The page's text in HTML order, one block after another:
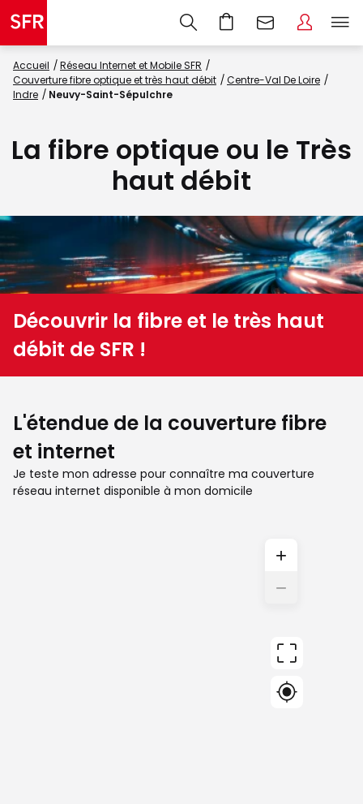
Accueil
Réseau Internet et Mobile SFR
Couverture fibre optique et très haut débit
Centre-Val De Loire
Indre
Neuvy-Saint-Sépulchre
La fibre optique ou le Très
haut débit
Découvrir la fibre et le très haut
débit de SFR !
L'étendue de la couverture fibre
et internet
Je teste mon adresse pour connaître ma couverture
réseau internet disponible à mon domicile
+
−